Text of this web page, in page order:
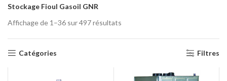
Stockage Fioul Gasoil GNR
Affichage de 1–36 sur 497 résultats
Catégories Filtres